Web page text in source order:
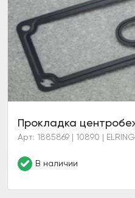
Арт: 1885869 | 10890 | ELRING
В наличии